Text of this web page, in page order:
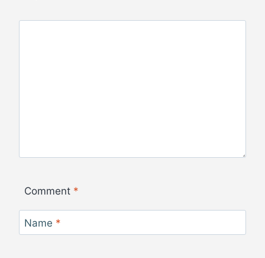
Comment *
Name *